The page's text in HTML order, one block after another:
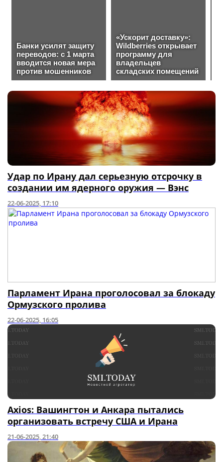
Удар по Ирану дал серьезную отсрочку в
создании им ядерного оружия — Вэнс
22-06-2025, 17:10
Парламент Ирана проголосовал за блокаду
Ормузского пролива
22-06-2025, 16:05
Axios: Вашингтон и Анкара пытались
организовать встречу США и Ирана
21-06-2025, 21:40